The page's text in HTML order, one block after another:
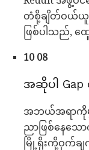
တံစို့ချိတ်ဝယ်ယူနီ
ဖြစ်ပါသည်, ထ
10 08
အဆိုပါ
အဘယ်အရာကိုမ
ညာဖြစ်နေသေ
မြို့ရိုးကို့ဝှက်ချ